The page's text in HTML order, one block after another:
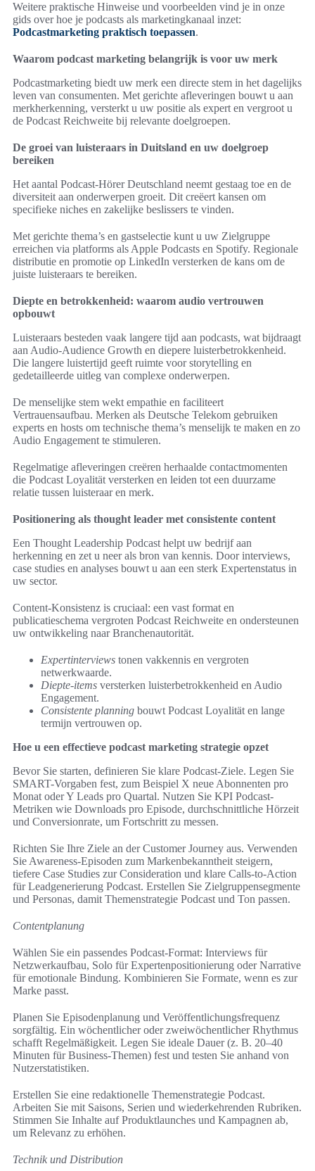
Weitere praktische Hinweise und voorbeelden vind je in onze
gids over hoe je podcasts als marketingkanaal inzet:
Podcastmarketing praktisch toepassen.
Waarom podcast marketing belangrijk is voor uw merk
Podcastmarketing biedt uw merk een directe stem in het dagelijks
leven van consumenten. Met gerichte afleveringen bouwt u aan
merkherkenning, versterkt u uw positie als expert en vergroot u
de Podcast Reichweite bij relevante doelgroepen.
De groei van luisteraars in Duitsland en uw doelgroep
bereiken
Het aantal Podcast-Hörer Deutschland neemt gestaag toe en de
diversiteit aan onderwerpen groeit. Dit creëert kansen om
specifieke niches en zakelijke beslissers te vinden.
Met gerichte thema’s en gastselectie kunt u uw Zielgruppe
erreichen via platforms als Apple Podcasts en Spotify. Regionale
distributie en promotie op LinkedIn versterken de kans om de
juiste luisteraars te bereiken.
Diepte en betrokkenheid: waarom audio vertrouwen
opbouwt
Luisteraars besteden vaak langere tijd aan podcasts, wat bijdraagt
aan Audio-Audience Growth en diepere luisterbetrokkenheid.
Die langere luistertijd geeft ruimte voor storytelling en
gedetailleerde uitleg van complexe onderwerpen.
De menselijke stem wekt empathie en faciliteert
Vertrauensaufbau. Merken als Deutsche Telekom gebruiken
experts en hosts om technische thema’s menselijk te maken en zo
Audio Engagement te stimuleren.
Regelmatige afleveringen creëren herhaalde contactmomenten
die Podcast Loyalität versterken en leiden tot een duurzame
relatie tussen luisteraar en merk.
Positionering als thought leader met consistente content
Een Thought Leadership Podcast helpt uw bedrijf aan
herkenning en zet u neer als bron van kennis. Door interviews,
case studies en analyses bouwt u aan een sterk Expertenstatus in
uw sector.
Content-Konsistenz is cruciaal: een vast format en
publicatieschema vergroten Podcast Reichweite en ondersteunen
uw ontwikkeling naar Branchenautorität.
Expertinterviews tonen vakkennis en vergroten
netwerkwaarde.
Diepte-items versterken luisterbetrokkenheid en Audio
Engagement.
Consistente planning bouwt Podcast Loyalität en lange
termijn vertrouwen op.
Hoe u een effectieve podcast marketing strategie opzet
Bevor Sie starten, definieren Sie klare Podcast-Ziele. Legen Sie
SMART-Vorgaben fest, zum Beispiel X neue Abonnenten pro
Monat oder Y Leads pro Quartal. Nutzen Sie KPI Podcast-
Metriken wie Downloads pro Episode, durchschnittliche Hörzeit
und Conversionrate, um Fortschritt zu messen.
Richten Sie Ihre Ziele an der Customer Journey aus. Verwenden
Sie Awareness-Episoden zum Markenbekanntheit steigern,
tiefere Case Studies zur Consideration und klare Calls-to-Action
für Leadgenerierung Podcast. Erstellen Sie Zielgruppensegmente
und Personas, damit Themenstrategie Podcast und Ton passen.
Contentplanung
Wählen Sie ein passendes Podcast-Format: Interviews für
Netzwerkaufbau, Solo für Expertenpositionierung oder Narrative
für emotionale Bindung. Kombinieren Sie Formate, wenn es zur
Marke passt.
Planen Sie Episodenplanung und Veröffentlichungsfrequenz
sorgfältig. Ein wöchentlicher oder zweiwöchentlicher Rhythmus
schafft Regelmäßigkeit. Legen Sie ideale Dauer (z. B. 20–40
Minuten für Business-Themen) fest und testen Sie anhand von
Nutzerstatistiken.
Erstellen Sie eine redaktionelle Themenstrategie Podcast.
Arbeiten Sie mit Saisons, Serien und wiederkehrenden Rubriken.
Stimmen Sie Inhalte auf Produktlaunches und Kampagnen ab,
um Relevanz zu erhöhen.
Technik und Distribution